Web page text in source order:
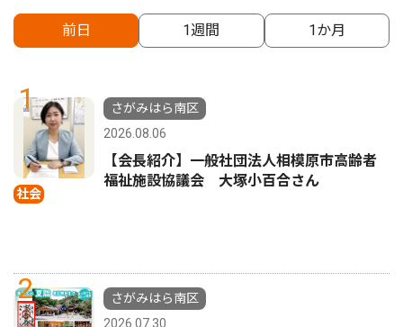
前日 1週間 1か月
1
社会
さがみはら南区
2026.08.06
【会長紹介】一般社団法人相模原市高齢者
福祉施設協議会 大塚小百合さん
2
さがみはら南区
2026.07.30